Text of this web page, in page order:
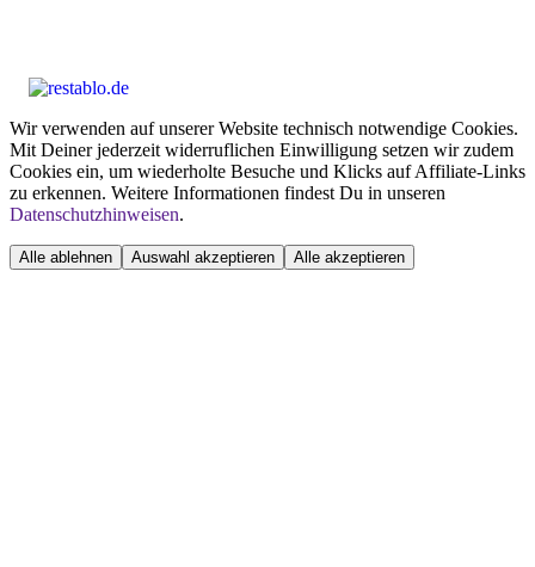
Wir verwenden auf unserer Website technisch notwendige Cookies.
Mit Deiner jederzeit widerruflichen Einwilligung setzen wir zudem
Cookies ein, um wiederholte Besuche und Klicks auf Affiliate-Links
zu erkennen. Weitere Informationen findest Du in unseren
Datenschutzhinweisen.
Alle ablehnen Auswahl akzeptieren Alle akzeptieren